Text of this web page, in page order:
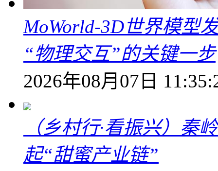
MoWorld-3D世界模型
“物理交互”的关键一步
2026年08月07日
（乡村行·看振兴）秦
起“甜蜜产业链”